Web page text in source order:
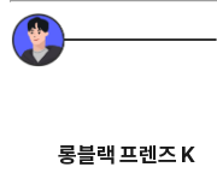
롱블랙 프렌즈 K